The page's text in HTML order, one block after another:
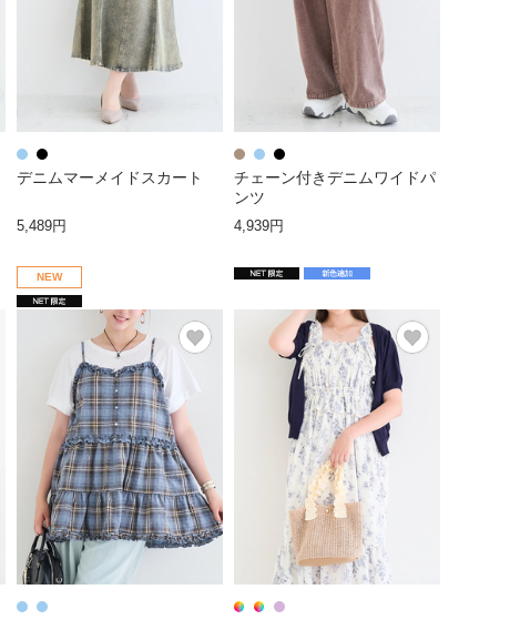
デニムマーメイドスカート
5,489円
チェーン付きデニムワイドパ
ンツ
4,939円
NEW